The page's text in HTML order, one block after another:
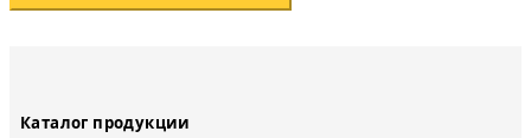
Каталог продукции